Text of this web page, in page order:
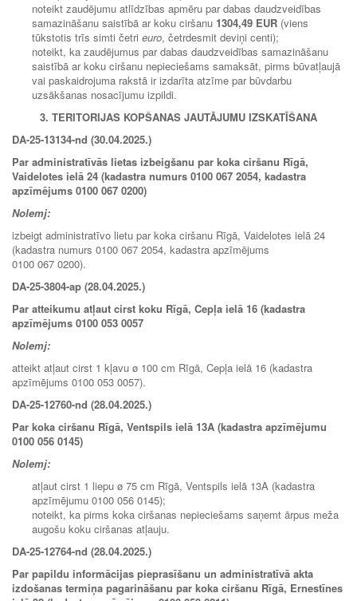
noteikt zaudējumu atlīdzības apmēru par dabas daudzveidības
samazināšanu saistībā ar koku ciršanu 1304,49 EUR (viens
tūkstotis trīs simti četri euro, četrdesmit deviņi centi);
noteikt, ka zaudējumus par dabas daudzveidības samazināšanu
saistībā ar koku ciršanu nepieciešams samaksāt, pirms būvatļaujā
vai paskaidrojuma rakstā ir izdarīta atzīme par būvdarbu
uzsākšanas nosacījumu izpildi.
3. TERITORIJAS KOPŠANAS JAUTĀJUMU IZSKATĪŠANA
DA-25-13134-nd (30.04.2025.)
Par administratīvās lietas izbeigšanu par koka ciršanu Rīgā,
Vaidelotes ielā 24 (kadastra numurs 0100 067 2054, kadastra
apzīmējums 0100 067 0200)
Nolemj:
izbeigt administratīvo lietu par koka ciršanu Rīgā, Vaidelotes ielā 24
(kadastra numurs 0100 067 2054, kadastra apzīmējums
0100 067 0200).
DA-25-3804-ap (28.04.2025.)
Par atteikumu atļaut cirst koku Rīgā, Cepļa ielā 16 (kadastra
apzīmējums 0100 053 0057
Nolemj:
atteikt atļaut cirst 1 kļavu ø 100 cm Rīgā, Cepļa ielā 16 (kadastra
apzīmējums 0100 053 0057).
DA-25-12760-nd (28.04.2025.)
Par koka ciršanu Rīgā, Ventspils ielā 13A (kadastra apzīmējumu
0100 056 0145)
Nolemj:
atļaut cirst 1 liepu ø 75 cm Rīgā, Ventspils ielā 13A (kadastra
apzīmējumu 0100 056 0145);
noteikt, ka pirms koka ciršanas nepieciešams saņemt ārpus meža
augošu koku ciršanas atļauju.
DA-25-12764-nd (28.04.2025.)
Par papildu informācijas pieprasīšanu un administratīvā akta
izdošanas termiņa pagarināšanu par koka ciršanu Rīgā, Ernestīnes